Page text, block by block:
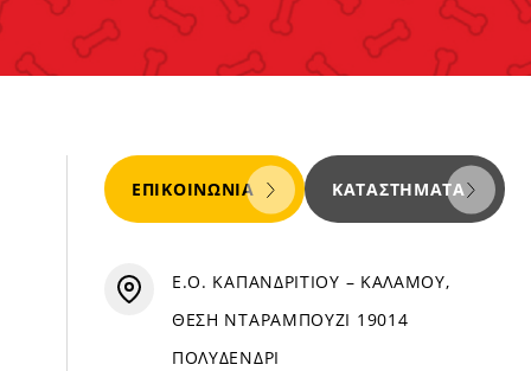
ΕΠΙΚΟΙΝΩΝΊΑ ΚΑΤΑΣΤΉΜΑΤΑ
Ε.Ο. ΚΑΠΑΝΔΡΙΤΙΟΥ – ΚΑΛΑΜΟΥ,
ΘΕΣΗ ΝΤΑΡΑΜΠΟΥΖΙ 19014
ΠΟΛΥΔΕΝΔΡΙ